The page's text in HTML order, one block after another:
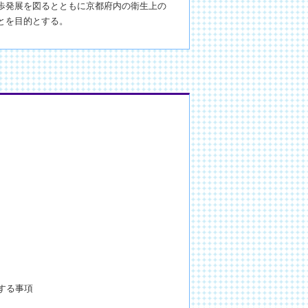
発展を図るとともに京都府内の衛生上の
目的とする。
る事項